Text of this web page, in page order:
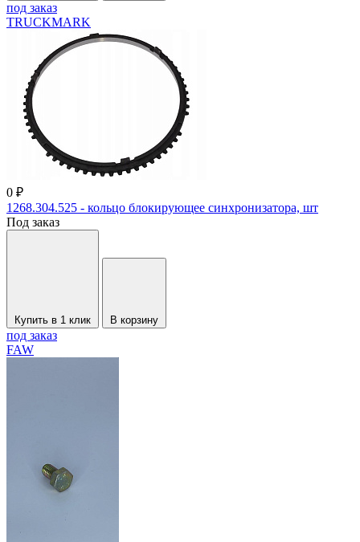
под заказ
TRUCKMARK
0 ₽
1268.304.525 - кольцо блокирующее синхронизатора, шт
Под заказ
Купить в 1 клик В корзину
под заказ
FAW